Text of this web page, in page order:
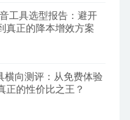
工具选型报告：避开
真正的降本增效方案
横向测评：从免费体验
正的性价比之王？